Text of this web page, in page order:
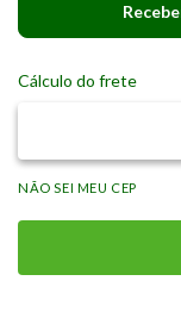
Cálculo do frete
NÃO SEI MEU CEP